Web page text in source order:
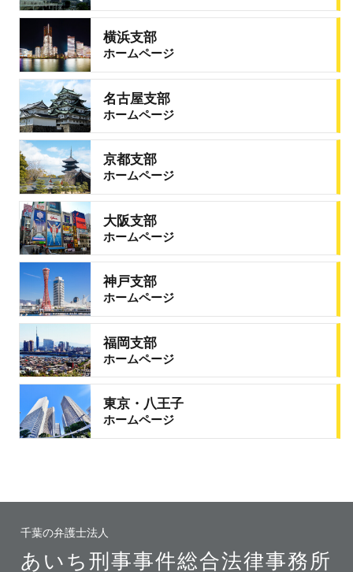
横浜支部
ホームページ
名古屋支部
ホームページ
京都支部
ホームページ
大阪支部
ホームページ
神戸支部
ホームページ
福岡支部
ホームページ
東京・八王子
ホームページ
千葉の弁護士法人
あいち刑事事件総合法律事務所